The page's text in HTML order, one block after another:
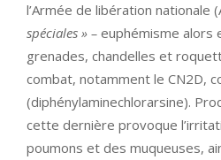
l’Armée de libération nationale
spéciales » – euphémisme alors
grenades, chandelles et
combat, notamment le CN2D,
(diphénylaminechlorarsine).
cette dernière provoque
poumons et des muqueuses,